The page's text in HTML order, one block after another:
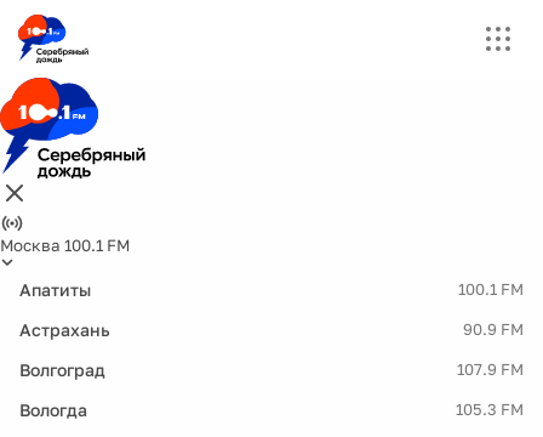
Москва 100.1 FM
Апатиты 100.1 FM
Астрахань 90.9 FM
Волгоград 107.9 FM
Вологда 105.3 FM